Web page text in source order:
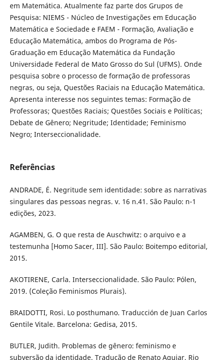
em Matemática. Atualmente faz parte dos Grupos de
Pesquisa: NIEMS - Núcleo de Investigações em Educação
Matemática e Sociedade e FAEM - Formação, Avaliação e
Educação Matemática, ambos do Programa de Pós-
Graduação em Educação Matemática da Fundação
Universidade Federal de Mato Grosso do Sul (UFMS). Onde
pesquisa sobre o processo de formação de professoras
negras, ou seja, Questões Raciais na Educação Matemática.
Apresenta interesse nos seguintes temas: Formação de
Professoras; Questões Raciais; Questões Sociais e Políticas;
Debate de Gênero; Negritude; Identidade; Feminismo
Negro; Interseccionalidade.
Referências
ANDRADE, É. Negritude sem identidade: sobre as narrativas
singulares das pessoas negras. v. 16 n.41. São Paulo: n-1
edições, 2023.
AGAMBEN, G. O que resta de Auschwitz: o arquivo e a
testemunha [Homo Sacer, III]. São Paulo: Boitempo editorial,
2015.
AKOTIRENE, Carla. Interseccionalidade. São Paulo: Pólen,
2019. (Coleção Feminismos Plurais).
BRAIDOTTI, Rosi. Lo posthumano. Traducción de Juan Carlos
Gentile Vitale. Barcelona: Gedisa, 2015.
BUTLER, Judith. Problemas de gênero: feminismo e
subversão da identidade. Tradução de Renato Aguiar. Rio